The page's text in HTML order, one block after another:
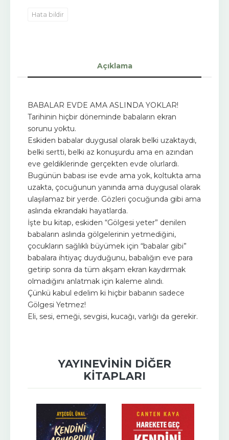
Hata bildir
Açıklama
BABALAR EVDE AMA ASLINDA YOKLAR!
Tarihinin hiçbir döneminde babaların ekran
sorunu yoktu.
Eskiden babalar duygusal olarak belki uzaktaydı,
belki sertti, belki az konuşurdu ama en azından
eve geldiklerinde gerçekten evde olurlardı.
Bugünün babası ise evde ama yok, koltukta ama
uzakta, çocuğunun yanında ama duygusal olarak
ulaşılamaz bir yerde. Gözleri çocuğunda gibi ama
aslında ekrandaki hayatlarda.
İşte bu kitap, eskiden “Gölgesi yeter” denilen
babaların aslında gölgelerinin yetmediğini,
çocukların sağlıklı büyümek için “babalar gibi”
babalara ihtiyaç duyduğunu, babalığın eve para
getirip sonra da tüm akşam ekran kaydırmak
olmadığını anlatmak için kaleme alındı.
Çünkü kabul edelim ki hiçbir babanın sadece
Gölgesi Yetmez!
Eli, sesi, emeği, sevgisi, kucağı, varlığı da gerekir.
YAYINEVININ DIĞER
KITAPLARI